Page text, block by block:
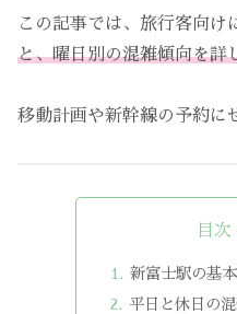
この記事では、旅行客向け
と、曜日別の混雑傾向を詳
移動計画や新幹線の予約に
目次
新富士駅の基
平日と休日の